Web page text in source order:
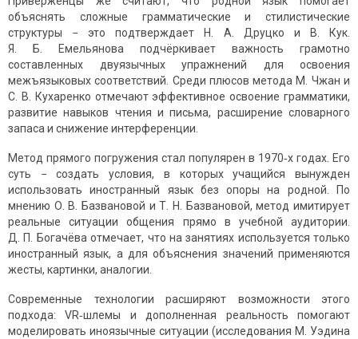
объяснять сложные грамматические и стилистические
структуры − это подтверждает Н. А. Друцко и В. Кук.
Я. Б. Емельянова подчёркивает важность грамотно
составленных двуязычных упражнений для освоения
межъязыковых соответствий. Среди плюсов метода М. Чжан и
С. В. Кухаренко отмечают эффективное освоение грамматики,
развитие навыков чтения и письма, расширение словарного
запаса и снижение интерференции.
Метод прямого погружения стал популярен в 1970‑х годах. Его
суть − создать условия, в которых учащийся вынужден
использовать иностранный язык без опоры на родной. По
мнению О. В. Базвановой и Т. Н. Базвановой, метод имитирует
реальные ситуации общения прямо в учебной аудитории.
Д. П. Богачёва отмечает, что на занятиях используется только
иностранный язык, а для объяснения значений применяются
жесты, картинки, аналогии.
Современные технологии расширяют возможности этого
подхода: VR‑шлемы и дополненная реальность помогают
моделировать иноязычные ситуации (исследования M. Уэдина